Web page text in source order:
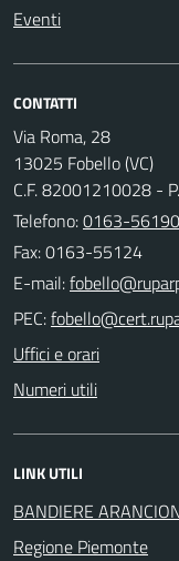
Eventi
CONTATTI
Via Roma, 28
13025 Fobello (VC)
C.F. 82001210028 -
Telefono:0163-
Fax: 0163-55124
E-mail:
PEC:
Uffici e orari
Numeri utili
LINK UTILI
BANDIERE
Regione Piemonte